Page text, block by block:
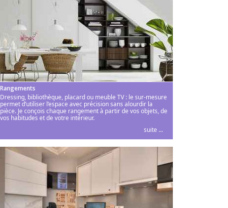
Rangements
Dressing, bibliothèque, placard ou meuble TV : le sur-mesure
permet d’utiliser l’espace avec précision sans alourdir la
pièce. Je conçois chaque rangement à partir de vos objets, de
vos habitudes et de votre intérieur.
suite ...